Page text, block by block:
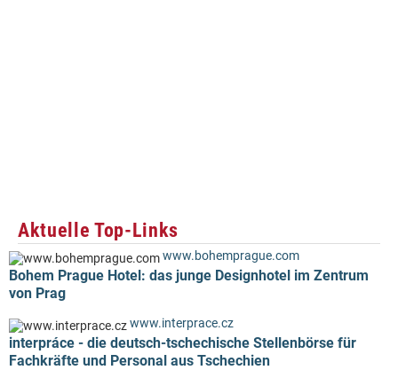
Aktuelle Top-Links
www.bohemprague.com
Bohem Prague Hotel: das junge Designhotel im Zentrum
von Prag
www.interprace.cz
interpráce - die deutsch-tschechische Stellenbörse für
Fachkräfte und Personal aus Tschechien